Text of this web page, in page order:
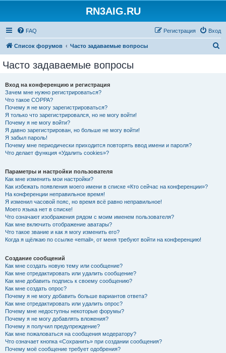
RN3AIG.RU
FAQ Вход
Регистрация
Список форумов Часто задаваемые вопросы
Часто задаваемые вопросы
Вход на конференцию и регистрация
Зачем мне нужно регистрироваться?
Что такое COPPA?
Почему я не могу зарегистрироваться?
Я только что зарегистрировался, но не могу войти!
Почему я не могу войти?
Я давно зарегистрирован, но больше не могу войти!
Я забыл пароль!
Почему мне периодически приходится повторять ввод имени и пароля?
Что делает функция «Удалить cookies»?
Параметры и настройки пользователя
Как мне изменить мои настройки?
Как избежать появления моего имени в списке «Кто сейчас на конференции»?
На конференции неправильное время!
Я изменил часовой пояс, но время всё равно неправильное!
Моего языка нет в списке!
Что означают изображения рядом с моим именем пользователя?
Как мне включить отображение аватары?
Что такое звание и как я могу изменить его?
Когда я щёлкаю по ссылке «email», от меня требуют войти на конференцию!
Создание сообщений
Как мне создать новую тему или сообщение?
Как мне отредактировать или удалить сообщение?
Как мне добавить подпись к своему сообщению?
Как мне создать опрос?
Почему я не могу добавить больше вариантов ответа?
Как мне отредактировать или удалить опрос?
Почему мне недоступны некоторые форумы?
Почему я не могу добавлять вложения?
Почему я получил предупреждение?
Как мне пожаловаться на сообщения модератору?
Что означает кнопка «Сохранить» при создании сообщения?
Почему моё сообщение требует одобрения?